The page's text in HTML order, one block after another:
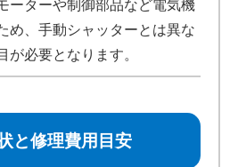
ーターや制御部品など電気機
め、手動シャッターとは異な
が必要となります。
と修理費用目安